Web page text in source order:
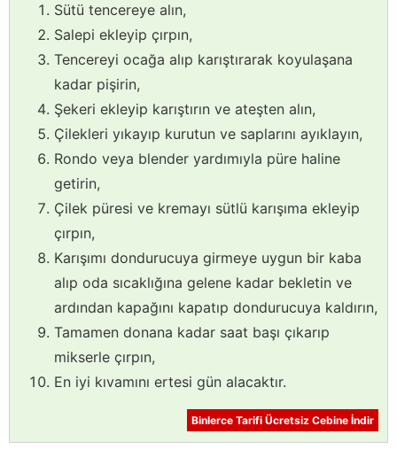
Sütü tencereye alın,
Salepi ekleyip çırpın,
Tencereyi ocağa alıp karıştırarak koyulaşana
kadar pişirin,
Şekeri ekleyip karıştırın ve ateşten alın,
Çilekleri yıkayıp kurutun ve saplarını ayıklayın,
Rondo veya blender yardımıyla püre haline
getirin,
Çilek püresi ve kremayı sütlü karışıma ekleyip
çırpın,
Karışımı dondurucuya girmeye uygun bir kaba
alıp oda sıcaklığına gelene kadar bekletin ve
ardından kapağını kapatıp dondurucuya kaldırın,
Tamamen donana kadar saat başı çıkarıp
mikserle çırpın,
En iyi kıvamını ertesi gün alacaktır.
Binlerce Tarifi Ücretsiz Cebine İndir